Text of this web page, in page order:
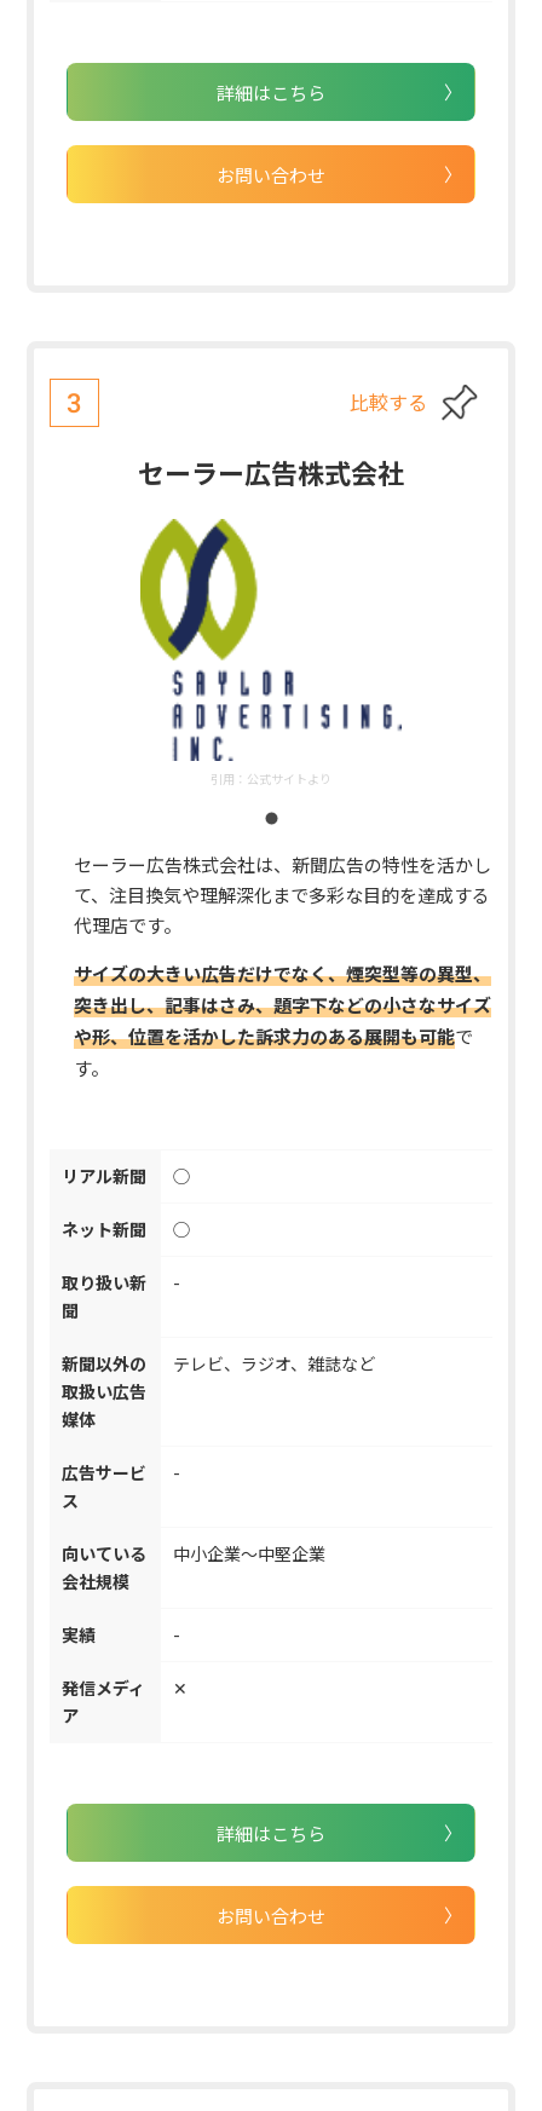
詳細はこちら
お問い合わせ
3 比較する
セーラー広告株式会社
引用： 公式サイトより
セーラー広告株式会社は、新聞広告の特性を活かし
て、注目換気や理解深化まで多彩な目的を達成する
代理店です。
サイズの大きい広告だけでなく、煙突型等の異型、
突き出し、記事はさみ、題字下などの小さなサイズ
や形、位置を活かした訴求力のある展開も可能で
す。
リアル新聞 ◯
ネット新聞 ◯
取り扱い新
聞
-
新聞以外の
取扱い広告
媒体
テレビ、ラジオ、雑誌など
広告サービ
ス
-
向いている
会社規模
中小企業～中堅企業
実績 -
発信メディ
ア
✕
詳細はこちら
お問い合わせ